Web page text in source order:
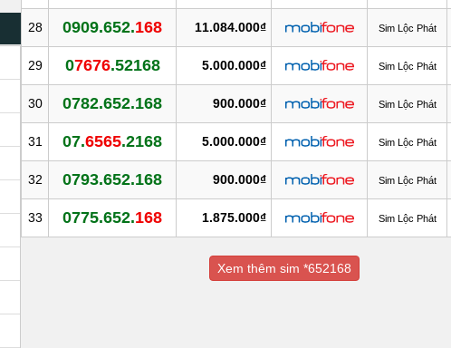
28 0909.652.168 11.084.000₫ Sim Lộc Phát
29 07676.52168 5.000.000₫ Sim Lộc Phát
30 0782.652.168 900.000₫ Sim Lộc Phát
31 07.6565.2168 5.000.000₫ Sim Lộc Phát
32 0793.652.168 900.000₫ Sim Lộc Phát
33 0775.652.168 1.875.000₫ Sim Lộc Phát
Xem thêm sim *652168